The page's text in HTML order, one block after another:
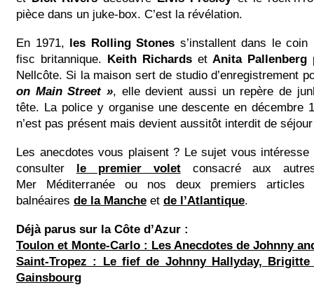
pièce dans un juke-box. C’est la révélation.
En 1971, les Rolling Stones s’installent dans le coin
fisc britannique. Keith RichardsetAnita Pallenberg
Nellcôte. Si la maison sert de studio d’enregistrement
on Main Street », elle devient aussi un repère de
tête. La police y organise une descente en décembre
n’est pas présent mais devient aussitôt interdit de
Les anecdotes vous plaisent ? Le sujet vous intéresse
consulter le premier voletconsacré aux
Mer Méditerranée ou nos deux premiers
balnéaires de la Manche et de l’Atlantique.
Déjà parus sur la Côte d’Azur :
Toulon et Monte-Carlo : Les Anecdotes de Johnny
Saint-Tropez : Le fief de Johnny Hallyday,
Gainsbourg